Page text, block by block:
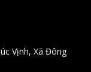
Vịnh, Xã Đông